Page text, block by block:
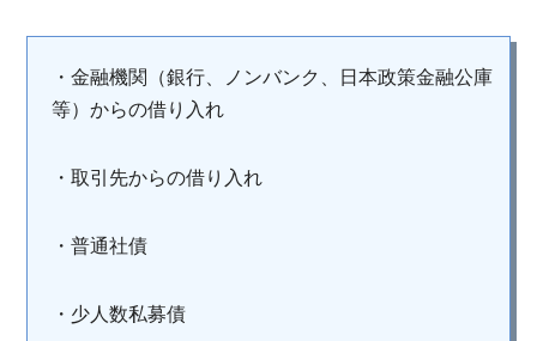
・金融機関（銀行、ノンバンク、日本政策金融公庫
等）からの借り入れ
・取引先からの借り入れ
・普通社債
・少人数私募債